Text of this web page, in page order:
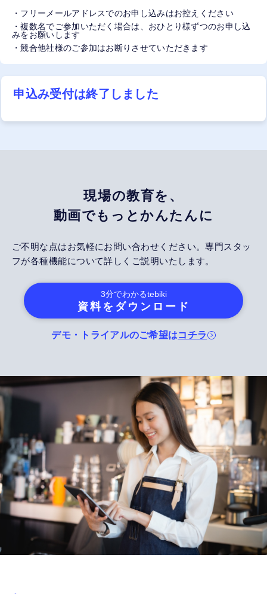
・フリーメールアドレスでのお申し込みはお控えください
・複数名でご参加いただく場合は、おひとり様ずつのお申し込
みをお願いします
・競合他社様のご参加はお断りさせていただきます
申込み受付は終了しました
現場の教育を、
動画でもっとかんたんに
ご不明な点はお気軽にお問い合わせください。専門スタッ
フが各種機能について詳しくご説明いたします。
3分でわかるtebiki
資料をダウンロード
デモ・トライアルのご希望はコチラ